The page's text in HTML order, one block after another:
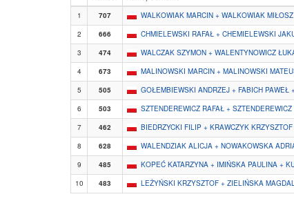
1
707 WALKOWIAK MARCIN + WALKOWIAK
2
666 CHMIELEWSKI RAFAŁ + CHEMIELEWSKI
3
474 WALCZAK SZYMON + WALENTYNOWICZ
4
673 MALINOWSKI MARCIN + MALINOWSKI
5
505 GOŁEMBIEWSKI ANDRZEJ + FABICH PAWEŁ
6
503 SZTENDEREWICZ RAFAŁ +
7
462 BIEDRZYCKI FILIP + KRAWCZYK
8
628 WALENDZIAK ALICJA + NOWAKOWSKA
9
485 KOPEĆ KATARZYNA + IMIŃSKA PAULINA +
10
483 LEŻYŃSKI KRZYSZTOF + ZIELIŃSKA